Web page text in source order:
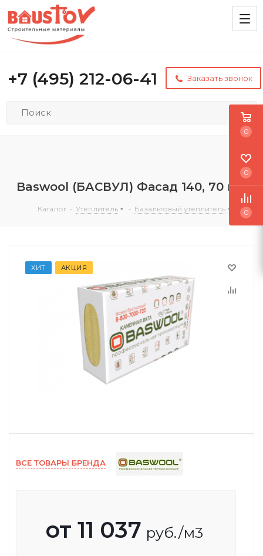
+7 (495) 212-06-41 Заказать звонок
Baswool (БАСВУЛ) Фасад 140, 70 мм
Каталог - Утеплитель - Базальтовый утеплитель
ХИТ АКЦИЯ
ВСЕ ТОВАРЫ БРЕНДА
от 11 037 руб./м3
0
0
0